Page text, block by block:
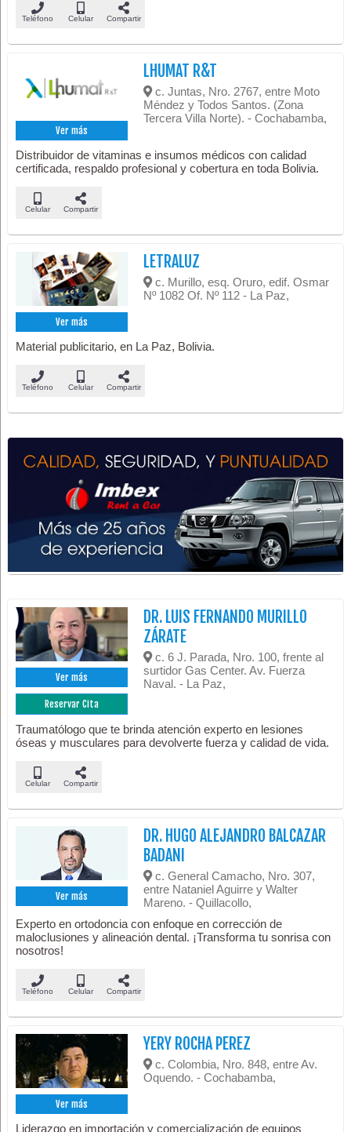
Teléfono Celular Compartir
Ver más
LHUMAT R&T
c. Juntas, Nro. 2767, entre Moto
Méndez y Todos Santos. (Zona
Tercera Villa Norte). - Cochabamba,
Distribuidor de vitaminas e insumos médicos con calidad
certificada, respaldo profesional y cobertura en toda Bolivia.
Celular Compartir
Ver más
LETRALUZ
c. Murillo, esq. Oruro, edif. Osmar
Nº 1082 Of. Nº 112 - La Paz,
Material publicitario, en La Paz, Bolivia.
Teléfono Celular Compartir
Ver más
Reservar Cita
DR. LUIS FERNANDO MURILLO
ZÁRATE
c. 6 J. Parada, Nro. 100, frente al
surtidor Gas Center. Av. Fuerza
Naval. - La Paz,
Traumatólogo que te brinda atención experto en lesiones
óseas y musculares para devolverte fuerza y calidad de vida.
Celular Compartir
Ver más
DR. HUGO ALEJANDRO BALCAZAR
BADANI
c. General Camacho, Nro. 307,
entre Nataniel Aguirre y Walter
Mareno. - Quillacollo,
Experto en ortodoncia con enfoque en corrección de
maloclusiones y alineación dental. ¡Transforma tu sonrisa con
nosotros!
Teléfono Celular Compartir
Ver más
YERY ROCHA PEREZ
c. Colombia, Nro. 848, entre Av.
Oquendo. - Cochabamba,
Liderazgo en importación y comercialización de equipos